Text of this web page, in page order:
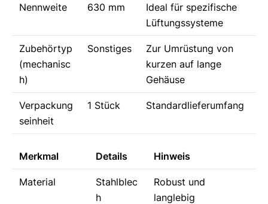
Nennweite 630 mm
Ideal für spezifische
Lüftungssysteme
Zubehörtyp
(mechanisc
h)
Sonstiges
Zur Umrüstung von
kurzen auf lange
Gehäuse
Verpackung
seinheit
1 Stück Standardlieferumfang
Merkmal Details Hinweis
Material
Stahlblec
h
Robust und
langlebig